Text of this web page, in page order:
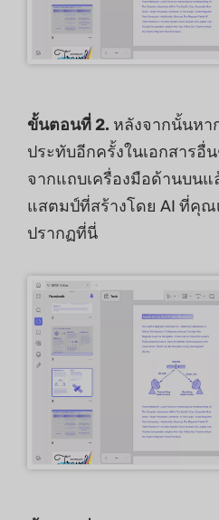
ขั้นตอนที่ 2. หลังจากนั้นห
ประทับอีกครั้งในเอกสารอื่
จากแถบเครื่องมือด้านบนแ
แสตมป์ที่สร้างโดย AI ที่คุ
ปรากฏที่นี่